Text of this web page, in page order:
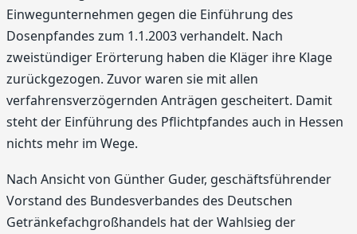
Einwegunternehmen gegen die Einführung des
Dosenpfandes zum 1.1.2003 verhandelt. Nach
zweistündiger Erörterung haben die Kläger ihre Klage
zurückgezogen. Zuvor waren sie mit allen
verfahrensverzögernden Anträgen gescheitert. Damit
steht der Einführung des Pflichtpfandes auch in Hessen
nichts mehr im Wege.
Nach Ansicht von Günther Guder, geschäftsführender
Vorstand des Bundesverbandes des Deutschen
Getränkefachgroßhandels hat der Wahlsieg der